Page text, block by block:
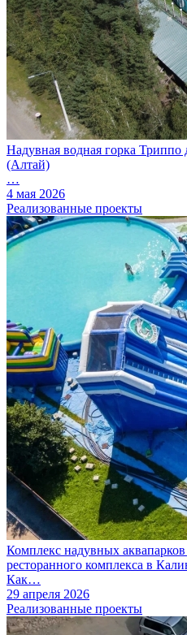
Надувная водная горка Триппо
(Алтай)
…
4 мая 2026
Реализованные проекты
Комплекс надувных
ресторанного комплекса в
Как…
29 апреля 2026
Реализованные проекты